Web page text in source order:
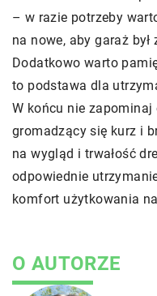
– w razie potrzeby
na nowe, aby garaż był
Dodatkowo warto
to podstawa dla
W końcu nie
gromadzący się kurz i
na wygląd i trwałość
odpowiednie
komfort użytkowania
O AUTORZE